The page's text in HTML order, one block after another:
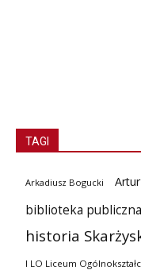
TAGI
Arkadiusz Bogucki
biblioteka publiczna
historia
I LO Liceum